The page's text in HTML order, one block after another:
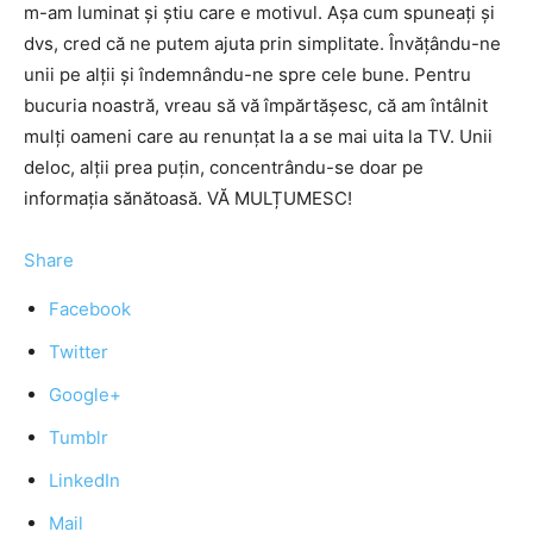
m-am luminat și știu care e motivul. Așa cum spuneați și
dvs, cred că ne putem ajuta prin simplitate. Învățându-ne
unii pe alții și îndemnându-ne spre cele bune. Pentru
bucuria noastră, vreau să vă împărtășesc, că am întâlnit
mulți oameni care au renunțat la a se mai uita la TV. Unii
deloc, alții prea puțin, concentrându-se doar pe
informația sănătoasă. VĂ MULȚUMESC!
Share
Facebook
Twitter
Google+
Tumblr
LinkedIn
Mail